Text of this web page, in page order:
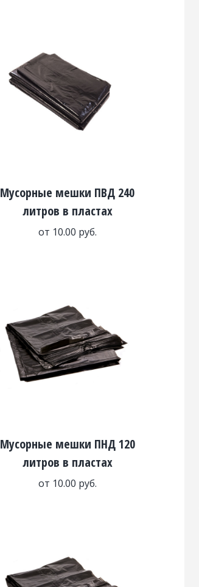
Мусорные мешки ПВД 240
литров в пластах
от 10.00 руб.
Мусорные мешки ПНД 120
литров в пластах
от 10.00 руб.